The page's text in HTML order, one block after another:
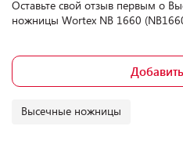
Оставьте свой отзыв первым о
ножницы Wortex NB 1660
Высечные ножницы